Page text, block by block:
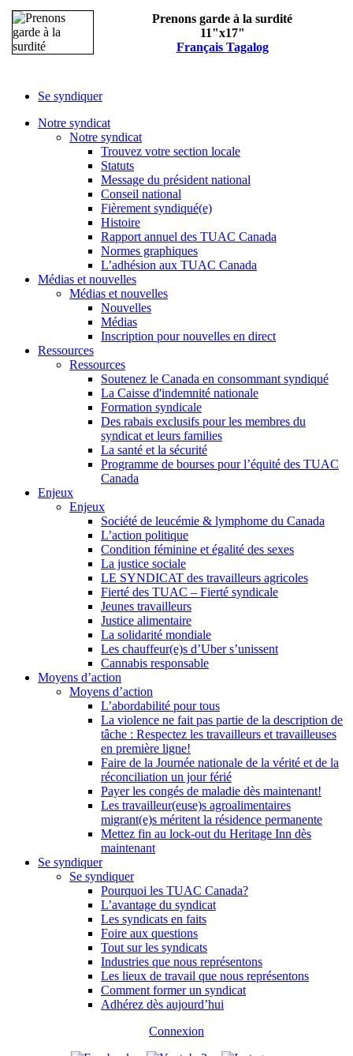
Prenons garde à la surdité
11"x17"
Français Tagalog
Se syndiquer
Notre syndicat
Notre syndicat
Trouvez votre section locale
Statuts
Message du président national
Conseil national
Fièrement syndiqué(e)
Histoire
Rapport annuel des TUAC Canada
Normes graphiques
L’adhésion aux TUAC Canada
Médias et nouvelles
Médias et nouvelles
Nouvelles
Médias
Inscription pour nouvelles en direct
Ressources
Ressources
Soutenez le Canada en consommant syndiqué
La Caisse d'indemnité nationale
Formation syndicale
Des rabais exclusifs pour les membres du
syndicat et leurs families
La santé et la sécurité
Programme de bourses pour l’équité des TUAC
Canada
Enjeux
Enjeux
Société de leucémie & lymphome du Canada
L’action politique
Condition féminine et égalité des sexes
La justice sociale
LE SYNDICAT des travailleurs agricoles
Fierté des TUAC – Fierté syndicale
Jeunes travailleurs
Justice alimentaire
La solidarité mondiale
Les chauffeur(e)s d’Uber s’unissent
Cannabis responsable
Moyens d’action
Moyens d’action
L’abordabilité pour tous
La violence ne fait pas partie de la description de
tâche : Respectez les travailleurs et travailleuses
en première ligne!
Faire de la Journée nationale de la vérité et de la
réconciliation un jour férié
Payer les congés de maladie dès maintenant!
Les travailleur(euse)s agroalimentaires
migrant(e)s méritent la résidence permanente
Mettez fin au lock-out du Heritage Inn dès
maintenant
Se syndiquer
Se syndiquer
Pourquoi les TUAC Canada?
L’avantage du syndicat
Les syndicats en faits
Foire aux questions
Tout sur les syndicats
Industries que nous représentons
Les lieux de travail que nous représentons
Comment former un syndicat
Adhérez dès aujourd’hui
Connexion